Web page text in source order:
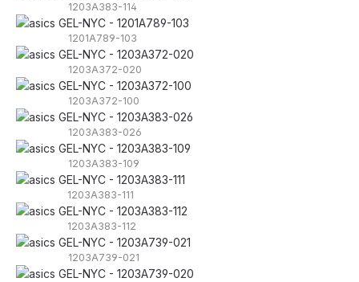
1203A383-114
1201A789-103
1203A372-020
1203A372-100
1203A383-026
1203A383-109
1203A383-111
1203A383-112
1203A739-021